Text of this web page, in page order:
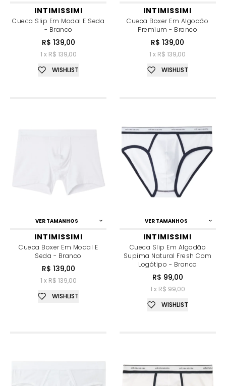
INTIMISSIMI
Cueca Slip Em Modal E Seda
- Branco
R$ 139,00
1 x R$ 139,00
WISHLIST
INTIMISSIMI
Cueca Boxer Em Algodão
Premium - Branco
R$ 139,00
1 x R$ 139,00
WISHLIST
VER TAMANHOS
INTIMISSIMI
Cueca Boxer Em Modal E
Seda - Branco
R$ 139,00
1 x R$ 139,00
WISHLIST
VER TAMANHOS
INTIMISSIMI
Cueca Slip Em Algodão
Supima Natural Fresh Com
Logótipo - Branco
R$ 99,00
1 x R$ 99,00
WISHLIST